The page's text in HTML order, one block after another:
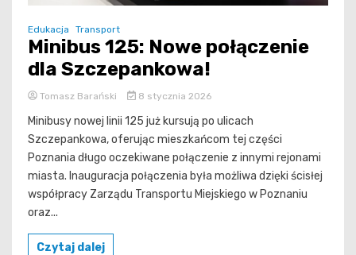
Edukacja Transport
Minibus 125: Nowe połączenie
dla Szczepankowa!
Tomasz Barański 8 stycznia 2026
Minibusy nowej linii 125 już kursują po ulicach
Szczepankowa, oferując mieszkańcom tej części
Poznania długo oczekiwane połączenie z innymi rejonami
miasta. Inauguracja połączenia była możliwa dzięki ścisłej
współpracy Zarządu Transportu Miejskiego w Poznaniu
oraz...
Czytaj dalej